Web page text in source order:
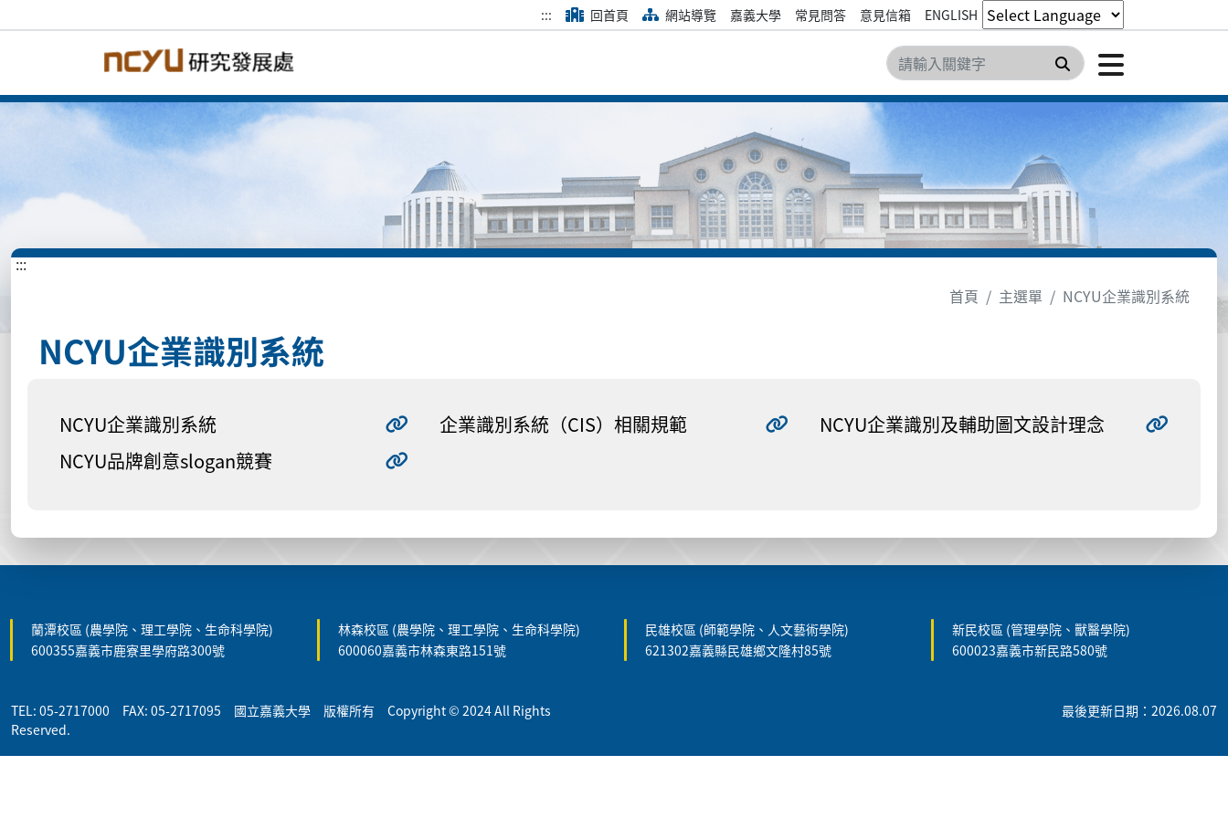
::: 回首頁 網站導覽 嘉義大學 常見問答 意見信箱 ENGLISH
搜尋 點擊開
:::
首頁
主選單 NCYU企業識別系統
NCYU企業識別系統
NCYU企業識別系統
NCYU品牌創意slogan競賽
企業識別系統（CIS）相關規範 NCYU企業識別及輔助圖文設計理念
蘭潭校區 (農學院、理工學院、生命科學院)
600355嘉義市鹿寮里學府路300號
林森校區 (農學院、理工學院、生命科學院)
600060嘉義市林森東路151號
民雄校區 (師範學院、人文藝術學院)
621302嘉義縣民雄鄉文隆村85號
新民校區 (管理學院、獸醫學院)
600023嘉義市新民路580號
TEL: 05-2717000 FAX: 05-2717095 國立嘉義大學 版權所有 Copyright © 2024 All Rights
Reserved.
最後更新日期：2026.08.07